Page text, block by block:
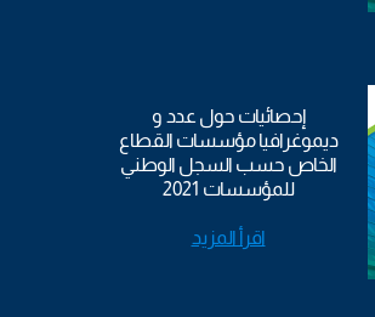
إحصائيات حول عدد و
ديموغرافيا مؤسسات القطاع
الخاص حسب السجل الوطني
للمؤسسات 2021
اقرأ المزيد